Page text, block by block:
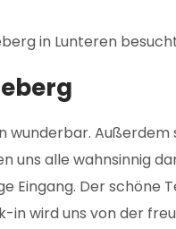
in Lunteren
wunderbar.
alle wahnsinnig
Eingang. Der
wird uns von der